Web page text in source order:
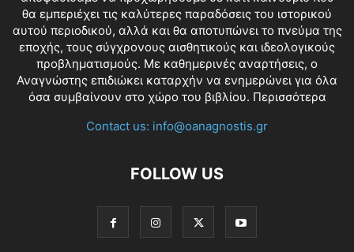
θα εμπεριέχει τις καλύτερες παραδόσεις του ιστορικού
αυτού περιοδικού, αλλά και θα αποτυπώνει το πνεύμα της
εποχής, τους σύγχρονους αισθητικούς και ιδεολογικούς
προβληματισμούς. Με καθημερινές αναρτήσεις, ο
Αναγνώστης επιδιώκει καταρχήν να ενημερώνει για όλα
όσα συμβαίνουν στο χώρο του βιβλίου. Περισσότερα
Contact us: info@oanagnostis.gr
FOLLOW US